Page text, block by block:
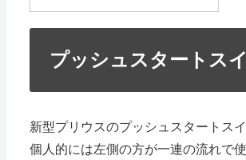
プッシュスタートス
新型プリウスのプッシュスタートス
個人的には左側の方が一連の流れで